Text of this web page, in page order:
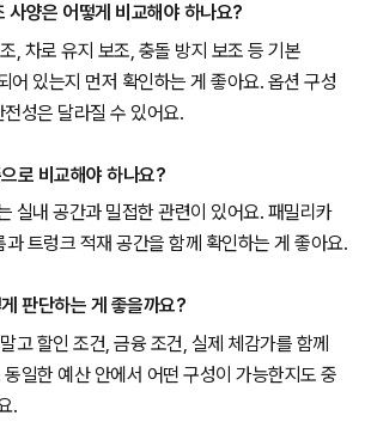
사양은 어떻게 비교해야 하나요?
, 차로 유지 보조, 충돌 방지 보조 등 기본
어 있는지 먼저 확인하는 게 좋아요. 옵션 구성
성은 달라질 수 있어요.
로 비교해야 하나요?
실내 공간과 밀접한 관련이 있어요. 패밀리카
트렁크 적재 공간을 함께 확인하는 게 좋아요.
판단하는 게 좋을까요?
고 할인 조건, 금융 조건, 실제 체감가를 함께
일한 예산 안에서 어떤 구성이 가능한지도 중
.